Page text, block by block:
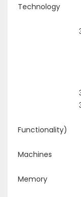
Technology
3.1.1.2
3.1.1.3
3.1.1.4 AI
Functionality)
Machines
Memory